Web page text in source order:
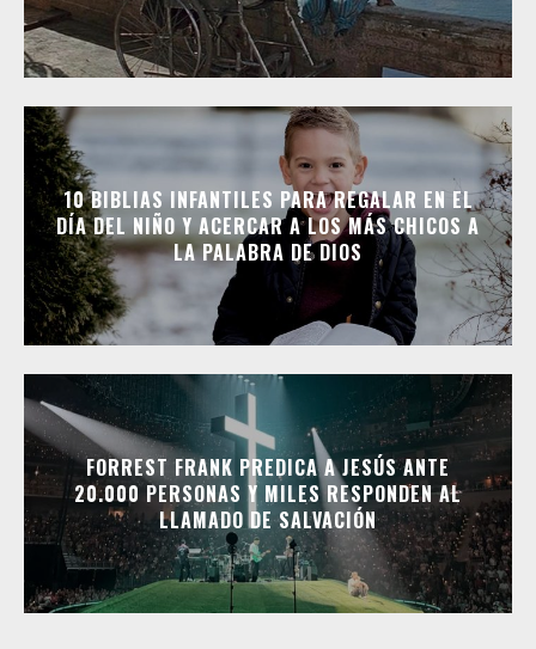
10 BIBLIAS INFANTILES PARA REGALAR EN EL
DÍA DEL NIÑO Y ACERCAR A LOS MÁS CHICOS A
LA PALABRA DE DIOS
FORREST FRANK PREDICA A JESÚS ANTE
20.000 PERSONAS Y MILES RESPONDEN AL
LLAMADO DE SALVACIÓN